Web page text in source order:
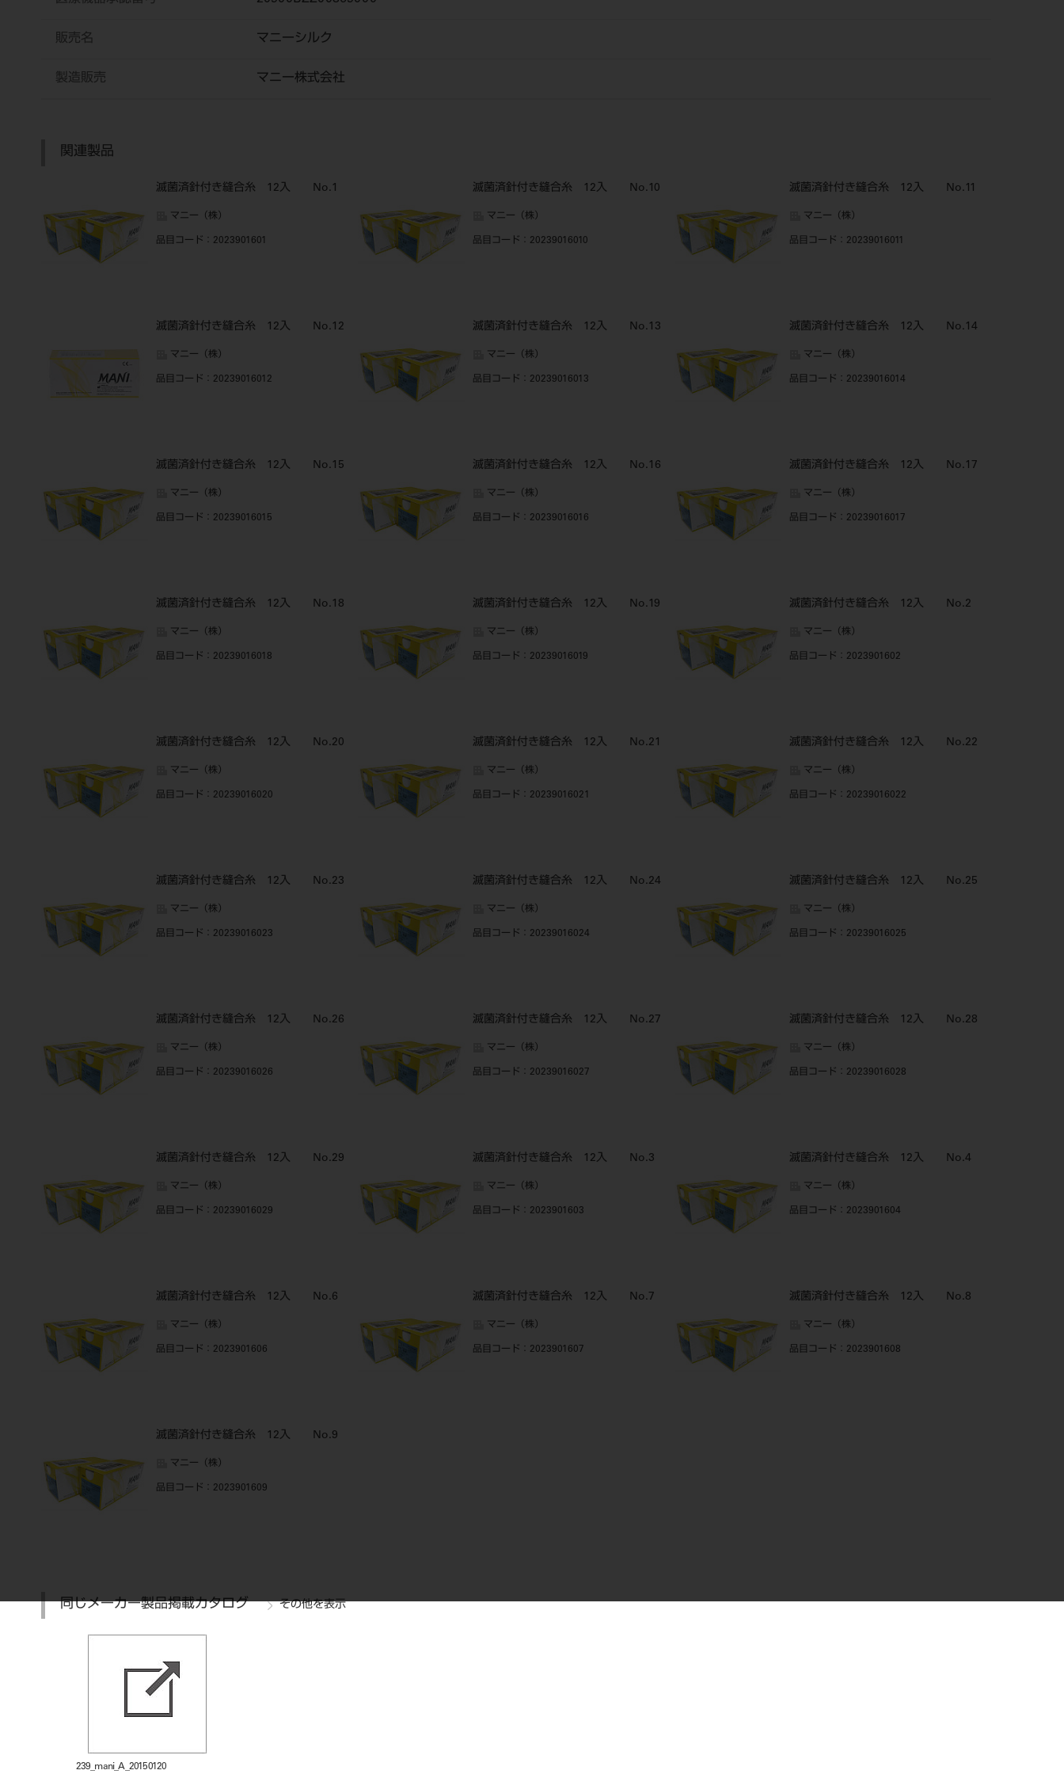
販売名 マニーシルク
製造販売 マニー株式会社
関連製品
滅菌済針付き縫合糸 12入 No.1
マニー（株）
品目コード ：2023901601
滅菌済針付き縫合糸 12入 No.10
マニー（株）
品目コード ：20239016010
滅菌済針付き縫合糸 12入 No.11
マニー（株）
品目コード ：20239016011
滅菌済針付き縫合糸 12入 No.12
マニー（株）
品目コード ：20239016012
滅菌済針付き縫合糸 12入 No.13
マニー（株）
品目コード ：20239016013
滅菌済針付き縫合糸 12入 No.14
マニー（株）
品目コード ：20239016014
滅菌済針付き縫合糸 12入 No.15
マニー（株）
品目コード ：20239016015
滅菌済針付き縫合糸 12入 No.16
マニー（株）
品目コード ：20239016016
滅菌済針付き縫合糸 12入 No.17
マニー（株）
品目コード ：20239016017
滅菌済針付き縫合糸 12入 No.18
マニー（株）
品目コード ：20239016018
滅菌済針付き縫合糸 12入 No.19
マニー（株）
品目コード ：20239016019
滅菌済針付き縫合糸 12入 No.2
マニー（株）
品目コード ：2023901602
滅菌済針付き縫合糸 12入 No.20
マニー（株）
品目コード ：20239016020
滅菌済針付き縫合糸 12入 No.21
マニー（株）
品目コード ：20239016021
滅菌済針付き縫合糸 12入 No.22
マニー（株）
品目コード ：20239016022
滅菌済針付き縫合糸 12入 No.23
マニー（株）
品目コード ：20239016023
滅菌済針付き縫合糸 12入 No.24
マニー（株）
品目コード ：20239016024
滅菌済針付き縫合糸 12入 No.25
マニー（株）
品目コード ：20239016025
滅菌済針付き縫合糸 12入 No.26
マニー（株）
品目コード ：20239016026
滅菌済針付き縫合糸 12入 No.27
マニー（株）
品目コード ：20239016027
滅菌済針付き縫合糸 12入 No.28
マニー（株）
品目コード ：20239016028
滅菌済針付き縫合糸 12入 No.29
マニー（株）
品目コード ：20239016029
滅菌済針付き縫合糸 12入 No.3
マニー（株）
品目コード ：2023901603
滅菌済針付き縫合糸 12入 No.4
マニー（株）
品目コード ：2023901604
滅菌済針付き縫合糸 12入 No.6
マニー（株）
品目コード ：2023901606
滅菌済針付き縫合糸 12入 No.7
マニー（株）
品目コード ：2023901607
滅菌済針付き縫合糸 12入 No.8
マニー（株）
品目コード ：2023901608
滅菌済針付き縫合糸 12入 No.9
マニー（株）
品目コード ：2023901609
同じメーカー製品掲載カタログ その他を表示
239_mani_A_20150120